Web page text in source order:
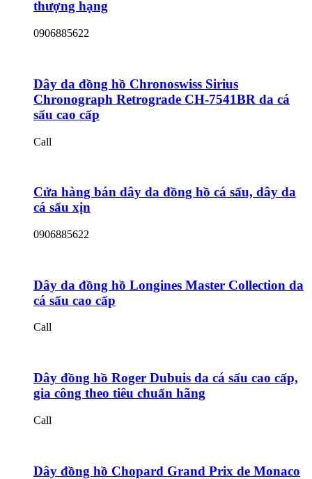
thượng hạng
0906885622
Dây da đồng hồ Chronoswiss Sirius
Chronograph Retrograde CH-7541BR da cá
sấu cao cấp
Call
Cửa hàng bán dây da đồng hồ cá sấu, dây da
cá sấu xịn
0906885622
Dây da đồng hồ Longines Master Collection da
cá sấu cao cấp
Call
Dây đồng hồ Roger Dubuis da cá sấu cao cấp,
gia công theo tiêu chuẩn hãng
Call
Dây đồng hồ Chopard Grand Prix de Monaco